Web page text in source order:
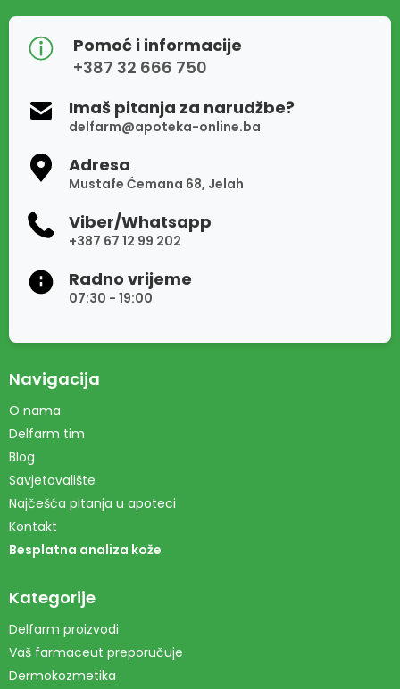
Pomoć i informacije
+387 32 666 750
Imaš pitanja za narudžbe?
delfarm@apoteka-online.ba
Adresa
Mustafe Ćemana 68, Jelah
Viber/Whatsapp
+387 67 12 99 202
Radno vrijeme
07:30 - 19:00
Navigacija
O nama
Delfarm tim
Blog
Savjetovalište
Najčešća pitanja u apoteci
Kontakt
Besplatna analiza kože
Kategorije
Delfarm proizvodi
Vaš farmaceut preporučuje
Dermokozmetika